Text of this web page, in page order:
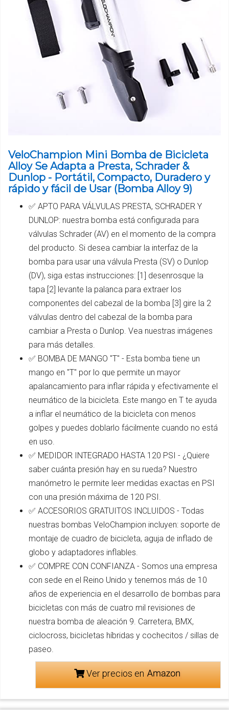
VeloChampion Mini Bomba de Bicicleta
Alloy Se Adapta a Presta, Schrader &
Dunlop - Portátil, Compacto, Duradero y
rápido y fácil de Usar (Bomba Alloy 9)
✅ APTO PARA VÁLVULAS PRESTA, SCHRADER Y
DUNLOP: nuestra bomba está configurada para
válvulas Schrader (AV) en el momento de la compra
del producto. Si desea cambiar la interfaz de la
bomba para usar una válvula Presta (SV) o Dunlop
(DV), siga estas instrucciones: [1] desenrosque la
tapa [2] levante la palanca para extraer los
componentes del cabezal de la bomba [3] gire la 2
válvulas dentro del cabezal de la bomba para
cambiar a Presta o Dunlop. Vea nuestras imágenes
para más detalles.
✅ BOMBA DE MANGO "T" - Esta bomba tiene un
mango en "T" por lo que permite un mayor
apalancamiento para inflar rápida y efectivamente el
neumático de la bicicleta. Este mango en T te ayuda
a inflar el neumático de la bicicleta con menos
golpes y puedes doblarlo fácilmente cuando no está
en uso.
✅ MEDIDOR INTEGRADO HASTA 120 PSI - ¿Quiere
saber cuánta presión hay en su rueda? Nuestro
manómetro le permite leer medidas exactas en PSI
con una presión máxima de 120 PSI.
✅ ACCESORIOS GRATUITOS INCLUIDOS - Todas
nuestras bombas VeloChampion incluyen: soporte de
montaje de cuadro de bicicleta, aguja de inflado de
globo y adaptadores inflables.
✅ COMPRE CON CONFIANZA - Somos una empresa
con sede en el Reino Unido y tenemos más de 10
años de experiencia en el desarrollo de bombas para
bicicletas con más de cuatro mil revisiones de
nuestra bomba de aleación 9. Carretera, BMX,
ciclocross, bicicletas híbridas y cochecitos / sillas de
paseo.
Ver precios en